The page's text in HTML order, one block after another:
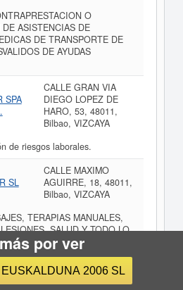
O
ASISTENCIAS DE
DE TRANSPORTE DE
DE AYUDAS
SPA
CALLE GRAN VIA
DIEGO LOPEZ DE
HARO, 53, 48011,
Bilbao, VIZCAYA
de riesgos laborales.
SL
CALLE MAXIMO
AGUIRRE, 18, 48011,
Bilbao, VIZCAYA
TERAPIAS MANUALES,
SALUD Y TODO LO
BIENESTAR Y CUIDADO DEL
ALAMEDA
por ver
2006 SL